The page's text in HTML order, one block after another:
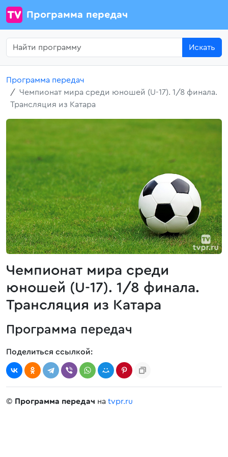
Программа передач
Искать
Программа передач
Чемпионат мира среди юношей (U-17). 1/8 финала.
Трансляция из Катара
Чемпионат мира среди
юношей (U-17). 1/8 финала.
Трансляция из Катара
Программа передач
Поделиться ссылкой:
© Программа передач на tvpr.ru